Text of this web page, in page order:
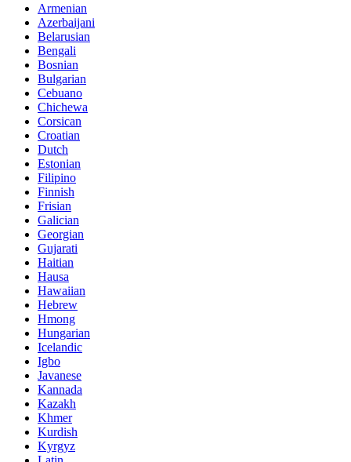
Armenian
Azerbaijani
Belarusian
Bengali
Bosnian
Bulgarian
Cebuano
Chichewa
Corsican
Croatian
Dutch
Estonian
Filipino
Finnish
Frisian
Galician
Georgian
Gujarati
Haitian
Hausa
Hawaiian
Hebrew
Hmong
Hungarian
Icelandic
Igbo
Javanese
Kannada
Kazakh
Khmer
Kurdish
Kyrgyz